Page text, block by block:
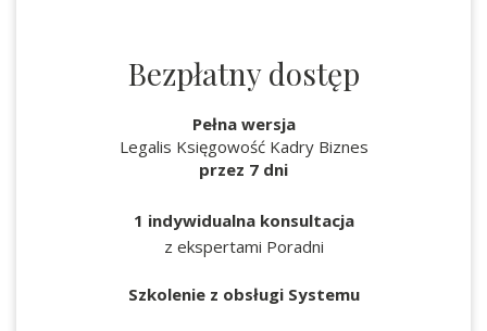
Bezpłatny dostęp
Pełna wersja
Legalis Księgowość Kadry Biznes
przez 7 dni
1 indywidualna konsultacja
z ekspertami Poradni
Szkolenie z obsługi Systemu